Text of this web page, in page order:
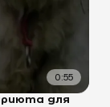
0:55
для